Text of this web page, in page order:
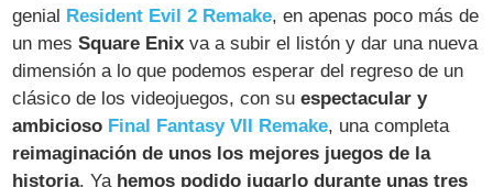
genial Resident Evil 2 Remake, en apenas poco más de
un mesSquare Enix va a subir el listón y dar una nueva
dimensión a lo que podemos esperar del regreso de un
clásico de los videojuegos, con suespectacular y
ambicioso Final Fantasy VII Remake, una completa
reimaginación de unos los mejores juegos de la
historia. Ya hemos podido jugarlo durante unas tres